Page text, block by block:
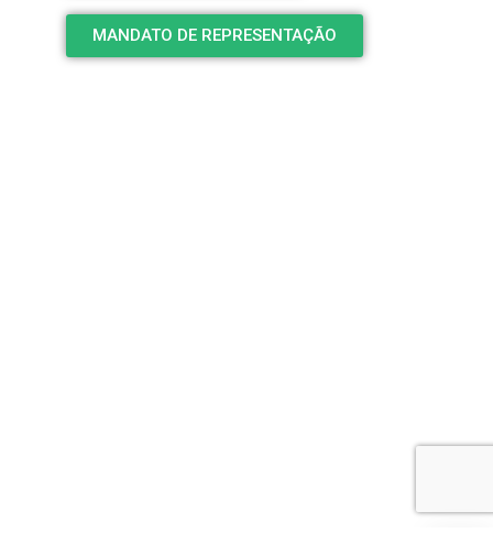
MANDATO DE REPRESENTAÇÃO